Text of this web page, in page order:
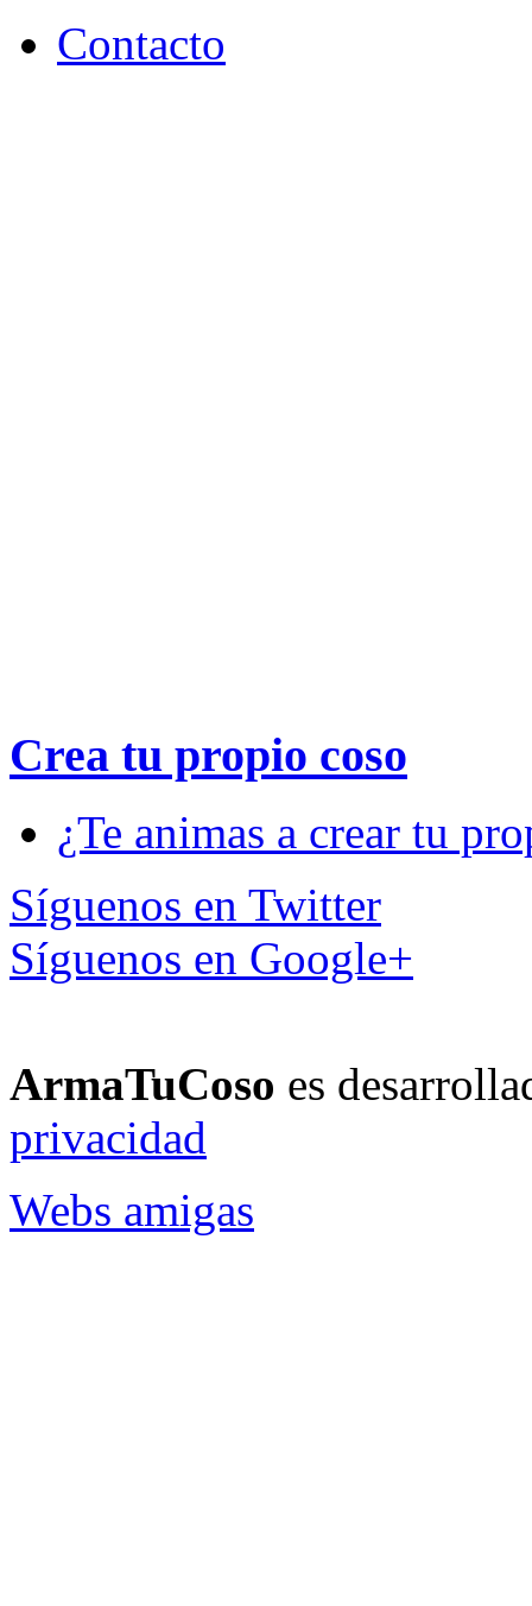
Contacto
Crea tu propio coso
¿Te animas a crear tu
Síguenos en Twitter
Síguenos en Google+
ArmaTuCoso es
privacidad
Webs amigas